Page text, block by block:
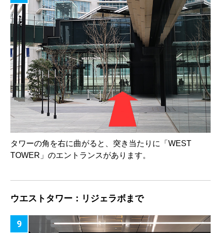
タワーの角を右に曲がると、突き当たりに「WEST
TOWER」のエントランスがあります。
ウエストタワー：リジェラボまで
9